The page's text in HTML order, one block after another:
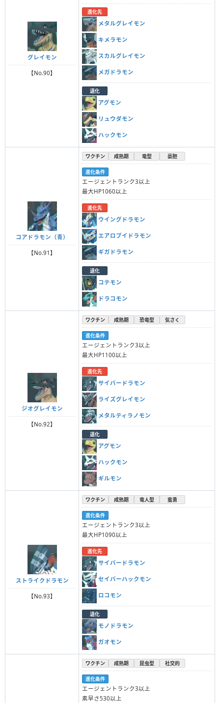
グレイモン
【No.90】
進化先
メタルグレイモン
キメラモン
スカルグレイモン
メガドラモン
退化
アグモン
リュウダモン
ハックモン
コアドラモン（青）
【No.91】
ワクチン 成熟期 竜型 豪胆
進化条件
エージェントランク3以上
最大HP1060以上
進化先
ウイングドラモン
エアロブイドラモン
ギガドラモン
退化
コテモン
ドラコモン
ジオグレイモン
【No.92】
ワクチン 成熟期 恐竜型 気さく
進化条件
エージェントランク3以上
最大HP1100以上
進化先
サイバードラモン
ライズグレイモン
メタルティラノモン
退化
アグモン
ハックモン
ギルモン
ストライクドラモン
【No.93】
ワクチン 成熟期 竜人型 蛮勇
進化条件
エージェントランク3以上
最大HP1090以上
進化先
サイバードラモン
セイバーハックモン
ロコモン
退化
モノドラモン
ガオモン
ワクチン 成熟期 昆虫型 社交的
進化条件
エージェントランク3以上
素早さ530以上